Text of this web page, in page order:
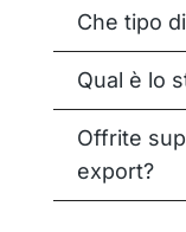
Che tipo
Qual è lo
Offrite
export?